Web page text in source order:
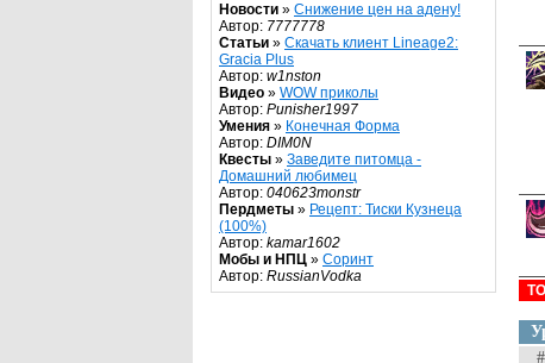
Новости » Снижение цен на адену!
Автор: 7777778
Статьи » Скачать клиент Lineage2:
Gracia Plus
Автор: w1nston
Видео » WOW приколы
Автор: Punisher1997
Умения » Конечная Форма
Автор: DIM0N
Квесты » Заведите питомца -
Домашний любимец
Автор: 040623monstr
Пердметы » Рецепт: Тиски Кузнеца
(100%)
Автор: kamar1602
Мобы и НПЦ » Соринт
Автор: RussianVodka